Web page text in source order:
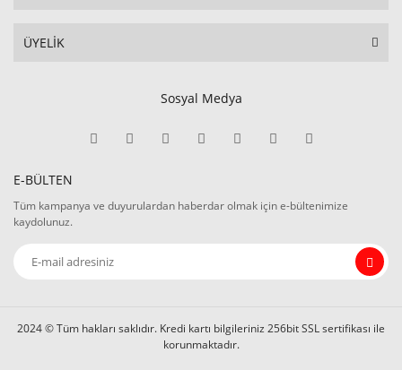
ÜYELİK
Sosyal Medya
E-BÜLTEN
Tüm kampanya ve duyurulardan haberdar olmak için e-bültenimize
kaydolunuz.
2024 © Tüm hakları saklıdır. Kredi kartı bilgileriniz 256bit SSL sertifikası ile
korunmaktadır.